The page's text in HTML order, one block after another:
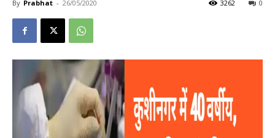
By Prabhat - 26/05/2020 0
3262